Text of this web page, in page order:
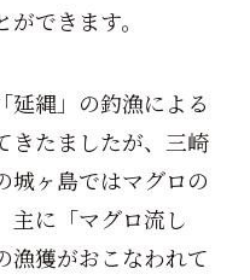
できます。
延縄」の釣漁による
きたましたが、三崎
城ヶ島ではマグロの
主に「マグロ流し
漁獲がおこなわれて